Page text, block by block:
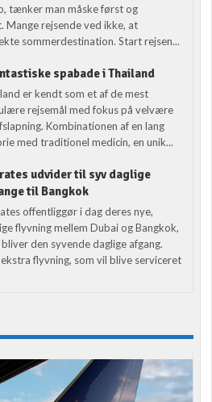
tænker man måske først og
Mange rejsende ved ikke, at
sommerdestination. Start rejsen...
spabade i Thailand
er kendt som et af de mest
rejsemål med fokus på velvære
Kombinationen af en lang
med traditionel medicin, en unik...
udvider til syv daglige
til Bangkok
offentliggør i dag deres nye,
flyvning mellem Dubai og Bangkok,
den syvende daglige afgang.
flyvning, som vil blive serviceret